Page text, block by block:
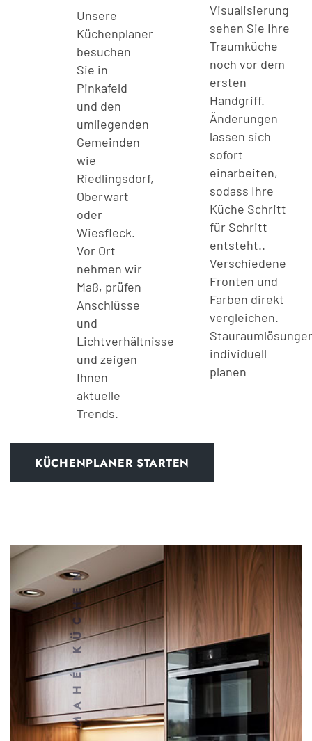
Unsere
Küchenplaner
besuchen
Sie in
Pinkafeld
und den
umliegenden
Gemeinden
wie
Riedlingsdorf,
Oberwart
oder
Wiesfleck.
Vor Ort
nehmen wir
Maß, prüfen
Anschlüsse
und
Lichtverhältnisse
und zeigen
Ihnen
aktuelle
Trends.
Visualisierung
sehen Sie Ihre
Traumküche
noch vor dem
ersten
Handgriff.
Änderungen
lassen sich
sofort
einarbeiten,
sodass Ihre
Küche Schritt
für Schritt
entsteht..
Verschiedene
Fronten und
Farben direkt
vergleichen.
individuell
planen
KÜCHENPLANER STARTEN
MAHÉ KÜCHEN